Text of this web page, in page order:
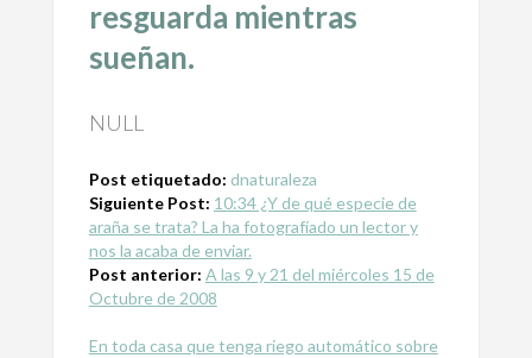
resguarda mientras
sueñan.
NULL
Post etiquetado: dnaturaleza
Siguiente Post: 10:34 ¿Y de qué especie de
araña se trata? La ha fotografíado un lector y
nos la acaba de enviar.
Post anterior: A las 9 y 21 del miércoles 15 de
Octubre de 2008
En toda casa que tenga riego automático sobre